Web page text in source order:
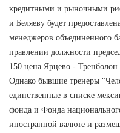
кредитными и рыночными
и Беляеву будет
менеджеров объединенного
правлении должности
150 цена Ярцево - Тренболон
Однако бывшие тренеры
единственные в списке
фонда и Фонда
иностранной валюте и